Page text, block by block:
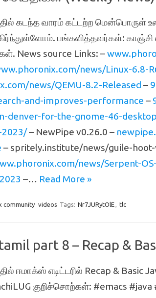
கடந்த வாரம் கட்டற்ற மென்பொருள்
பங்களித்தவர்கள்: காஞ்சி
News source Links: –
news/Linux-6.8-
news/QEMU-8.2-Released –
and-improves-performance –
denver-for-the-gnome-46-desktop
2023/– NewPipe v0.26.0 –
– spritely.institute/news/guile-
news/Serpent-
–… Read More »
community videos Tags: Nr7JURytOlE, tlc
part 8 – Recap &
ஈமாக்ஸ் எடிட்டரில் Recap & Basic
குறிச்சொற்கள்: #emacs